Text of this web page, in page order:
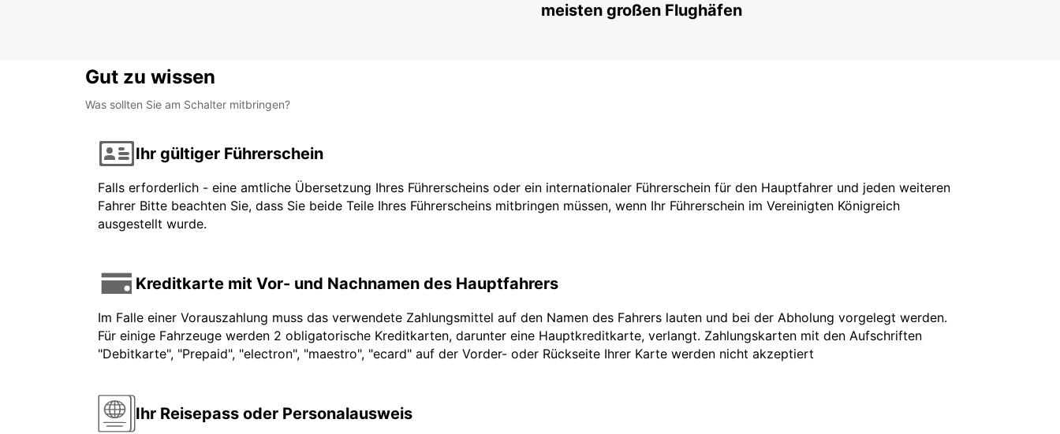
meisten großen Flughäfen
Gut zu wissen
Was sollten Sie am Schalter mitbringen?
Ihr gültiger Führerschein
Falls erforderlich - eine amtliche Übersetzung Ihres Führerscheins oder ein internationaler Führerschein für den Hauptfahrer und jeden weiteren
Fahrer Bitte beachten Sie, dass Sie beide Teile Ihres Führerscheins mitbringen müssen, wenn Ihr Führerschein im Vereinigten Königreich
ausgestellt wurde.
Kreditkarte mit Vor- und Nachnamen des Hauptfahrers
Im Falle einer Vorauszahlung muss das verwendete Zahlungsmittel auf den Namen des Fahrers lauten und bei der Abholung vorgelegt werden.
Für einige Fahrzeuge werden 2 obligatorische Kreditkarten, darunter eine Hauptkreditkarte, verlangt. Zahlungskarten mit den Aufschriften
"Debitkarte", "Prepaid", "electron", "maestro", "ecard" auf der Vorder- oder Rückseite Ihrer Karte werden nicht akzeptiert
Ihr Reisepass oder Personalausweis